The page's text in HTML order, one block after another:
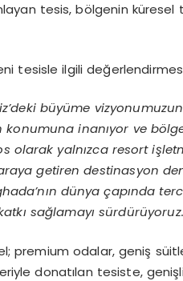
tesis, bölgenin
tesisle ilgili
büyüme
konumuna inanıyor ve
olarak yalnızca resort
getiren destinasyon
dünya çapında
sağlamayı
premium odalar, geniş
donatılan tesiste,